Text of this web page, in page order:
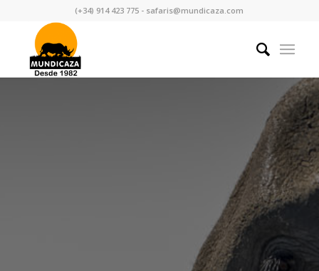
(+34) 914 423 775 - safaris@mundicaza.com